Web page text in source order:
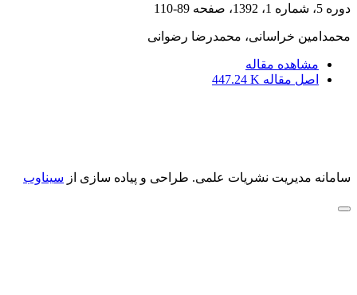
دوره 5، شماره 1، 1392، صفحه 89-110
محمدامین خراسانی، محمدرضا رضوانی
مشاهده مقاله
اصل مقاله 447.24 K
سامانه مدیریت نشریات علمی. طراحی و پیاده سازی از سیناوب